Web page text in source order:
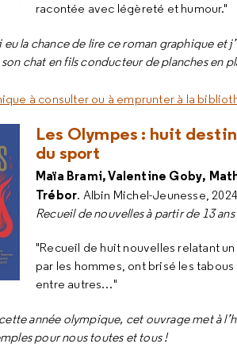
racontée avec légèreté et humour."
eu la chance de lire ce roman graphique et
chat en fils conducteur de planches en
à consulter ou à emprunter à la
Les Olympes : huit
du sport
Maïa Brami, Valentine Goby,
Trébor. Albin Michel-Jeunesse, 2024
Recueil de nouvelles à partir de 13 ans
"Recueil de huit nouvelles relatant
par les hommes, ont brisé les
entre autres…"
année olympique, cet ouvrage met à
pour nous toutes et tous !